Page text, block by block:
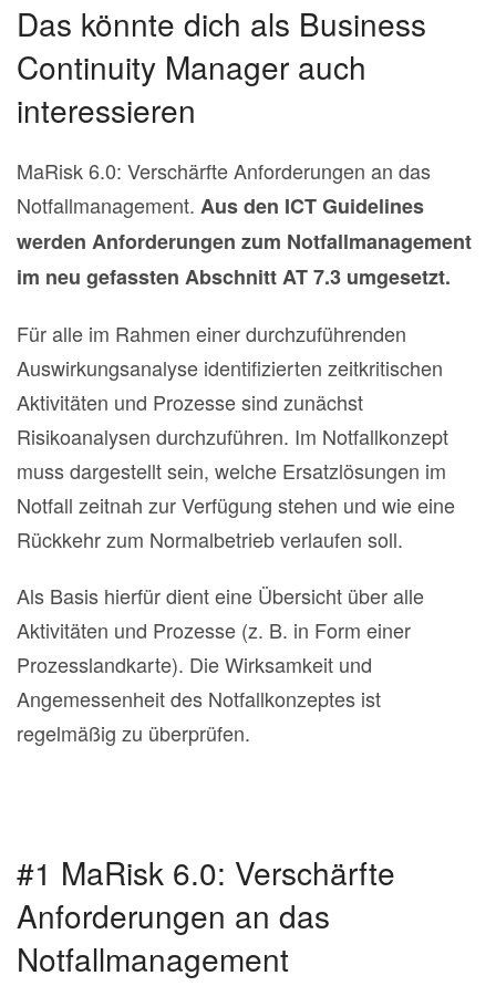
Das könnte dich als Business
Continuity Manager auch
interessieren
MaRisk 6.0: Verschärfte Anforderungen an das
Notfallmanagement. Aus den ICT Guidelines
werden Anforderungen zum Notfallmanagement
im neu gefassten Abschnitt AT 7.3 umgesetzt.
Für alle im Rahmen einer durchzuführenden
Auswirkungsanalyse identifizierten zeitkritischen
Aktivitäten und Prozesse sind zunächst
Risikoanalysen durchzuführen. Im Notfallkonzept
muss dargestellt sein, welche Ersatzlösungen im
Notfall zeitnah zur Verfügung stehen und wie eine
Rückkehr zum Normalbetrieb verlaufen soll.
Als Basis hierfür dient eine Übersicht über alle
Aktivitäten und Prozesse (z. B. in Form einer
Prozesslandkarte). Die Wirksamkeit und
Angemessenheit des Notfallkonzeptes ist
regelmäßig zu überprüfen.
#1 MaRisk 6.0: Verschärfte
Anforderungen an das
Notfallmanagement